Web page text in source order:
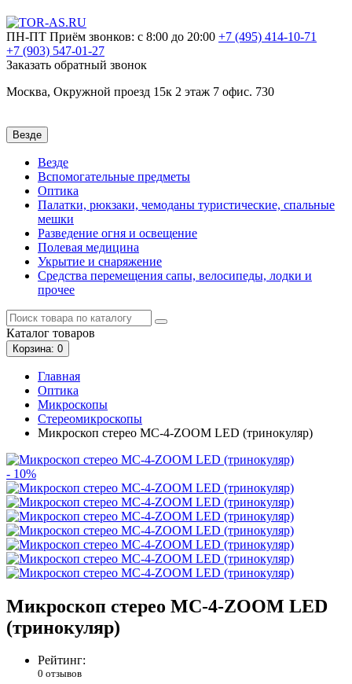
ПН-ПТ Приём звонков: с 8:00 до 20:00 +7 (495) 414-10-71
+7 (903) 547-01-27
Заказать обратный звонок
Москва, Окружной проезд 15к 2 этаж 7 офис. 730
Везде
Везде
Вспомогательные предметы
Оптика
Палатки, рюкзаки, чемоданы туристические, спальные
мешки
Разведение огня и освещение
Полевая медицина
Укрытие и снаряжение
Средства перемещения сапы, велосипеды, лодки и
прочее
Каталог товаров
Корзина: 0
Главная
Оптика
Микроскопы
Стереомикроскопы
Микроскоп стерео МС-4-ZOOM LED (тринокуляр)
- 10%
Микроскоп стерео МС-4-ZOOM LED
(тринокуляр)
Рейтинг:
0 отзывов